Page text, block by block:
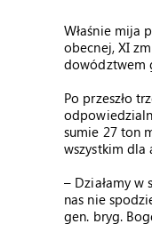
Właśnie mija
obecnej, XI
dowództwem
Po przeszło
sumie 27 ton
wszystkim dla
– Działamy
nas nie
gen. bryg.